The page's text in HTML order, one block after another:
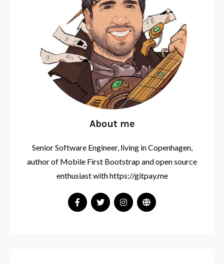
About me
Senior Software Engineer, living in Copenhagen,
author of Mobile First Bootstrap and open source
enthusiast with https://gitpay.me